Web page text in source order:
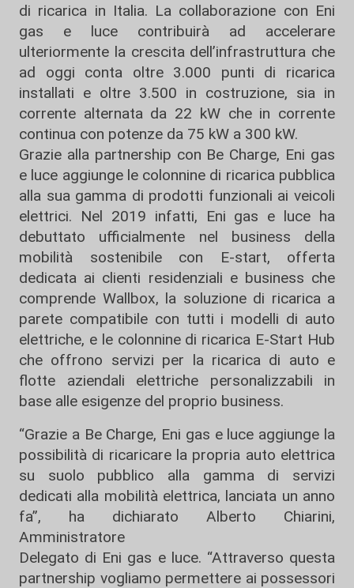
di ricarica in Italia. La collaborazione con Eni
gas e luce contribuirà ad accelerare
ulteriormente la crescita dell’infrastruttura che
ad oggi conta oltre 3.000 punti di ricarica
installati e oltre 3.500 in costruzione, sia in
corrente alternata da 22 kW che in corrente
continua con potenze da 75 kW a 300 kW.
Grazie alla partnership con Be Charge, Eni gas
e luce aggiunge le colonnine di ricarica pubblica
alla sua gamma di prodotti funzionali ai veicoli
elettrici. Nel 2019 infatti, Eni gas e luce ha
debuttato ufficialmente nel business della
mobilità sostenibile con E-start, offerta
dedicata ai clienti residenziali e business che
comprende Wallbox, la soluzione di ricarica a
parete compatibile con tutti i modelli di auto
elettriche, e le colonnine di ricarica E-Start Hub
che offrono servizi per la ricarica di auto e
flotte aziendali elettriche personalizzabili in
base alle esigenze del proprio business.
“Grazie a Be Charge, Eni gas e luce aggiunge la
possibilità di ricaricare la propria auto elettrica
su suolo pubblico alla gamma di servizi
dedicati alla mobilità elettrica, lanciata un anno
fa”, ha dichiarato Alberto Chiarini,
Amministratore
Delegato di Eni gas e luce. “Attraverso questa
partnership vogliamo permettere ai possessori